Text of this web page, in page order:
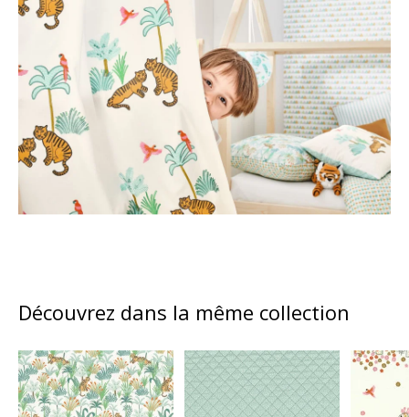
Découvrez dans la même collection